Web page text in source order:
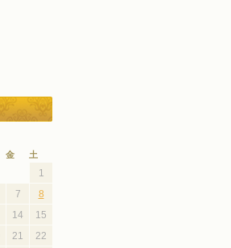
金 土
1
7
8
14
15
21
22